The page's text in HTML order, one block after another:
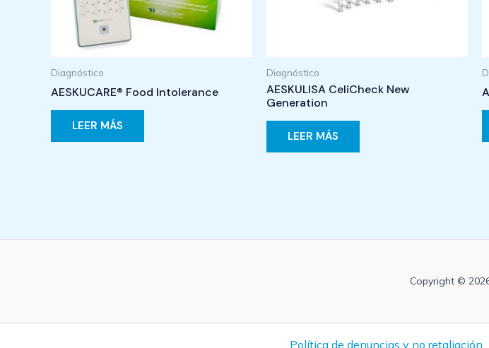
Diagnóstico
AESKUCARE® Food Intolerance
LEER MÁS
Diagnóstico
AESKULISA CeliCheck New
Generation
LEER MÁS
Copyright ©
Política de denuncias y no retaliación